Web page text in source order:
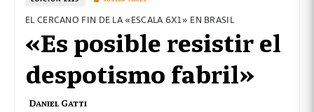
EL CERCANO FIN DE LA «ESCALA 6X1» EN BRASIL
«Es posible resistir el
despotismo fabril»
Daniel Gatti